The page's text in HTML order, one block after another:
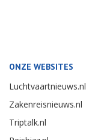
ONZE WEBSITES
Luchtvaartnieuws.nl
Zakenreisnieuws.nl
Triptalk.nl